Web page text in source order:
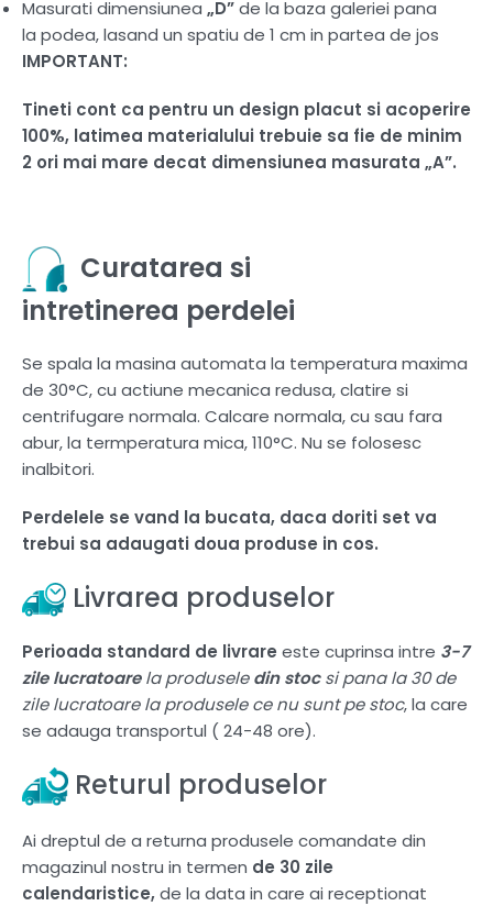
Masurati dimensiunea „D”de la baza galeriei pana
la podea, lasand un spatiu de 1 cm in partea de jos
IMPORTANT:
Tineti cont ca pentru un design placut si acoperire
100%, latimea materialului trebuie sa fie de minim
2 ori mai mare decat dimensiunea masurata „A”.
Curatarea si
intretinerea perdelei
Se spala la masina automata la temperatura maxima
de 30°C, cu actiune mecanica redusa, clatire si
centrifugare normala. Calcare normala, cu sau fara
abur, la termperatura mica, 110°C. Nu se folosesc
inalbitori.
Perdelele se vand la bucata, daca doriti set va
trebui sa adaugati doua produse in cos.
Livrarea produselor
Perioada standard de livrare este cuprinsa intre 3-7
zile lucratoarela produseledin stocsi pana la 30 de
zile lucratoare la produsele ce nu sunt pe stoc, la care
se adauga transportul ( 24-48 ore).
Returul produselor
Ai dreptul de a returna produsele comandate din
magazinul nostru in termen de 30 zile
calendaristice,de la data in care ai receptionat